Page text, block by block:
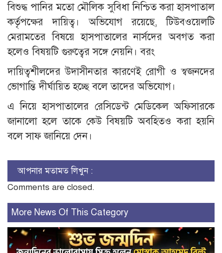
বিশুদ্ধ পানির মতো মৌলিক সুবিধা নিশ্চিত করা হাসপাতাল
কর্তৃপক্ষের দায়িত্ব। অভিযোগ রয়েছে, টিউবওয়েলটি
মেরামতের বিষয়ে হাসপাতালের নার্সদের অবগত করা
হলেও বিষয়টি গুরুত্বের সঙ্গে নেয়নি। বরং
দায়িত্বশীলদের উদাসীনতার কারণেই রোগী ও স্বজনদের
ভোগান্তি দীর্ঘায়িত হচ্ছে বলে তাদের অভিযোগ।
এ নিয়ে হাসপাতালের রেসিডেন্ট মেডিকেল অফিসারকে
জানালো হলে তাকে কেউ বিষয়টি অবহিতও করা হয়নি
বলে সাফ জানিয়ে দেন।
আপনার মতামত লিখুন :
Comments are closed.
More News Of This Category